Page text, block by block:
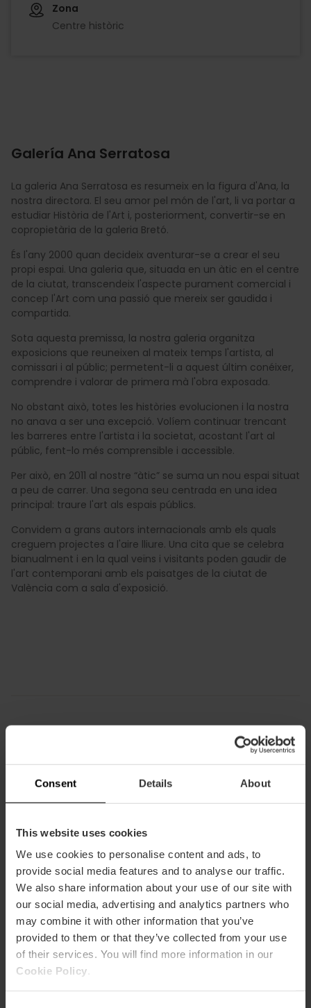
Consent Details About
This website uses cookies
We use cookies to personalise content and ads, to
provide social media features and to analyse our traffic.
We also share information about your use of our site with
our social media, advertising and analytics partners who
may combine it with other information that you’ve
provided to them or that they’ve collected from your use
of their services. You will find more information in our
Cookie Policy
Zona
Centre històric
Galería Ana Serratosa
La galeria Ana Serratosa es resumeix en la figura d'Ana, la
nostra directora. El seu amor pel món de l'art, li va portar a
estudiar Història de l'Art i, posteriorment, convertir-se en
copropietària de la galeria Bretó.
És l'any 2000 quan decideix aventurar-se a crear el seu
propi espai. Una galeria que, situada en un àtic en el centre
de la ciutat, transcendeix l'aspecte purament comercial i
concep l'Art com una passió que mereix ser gaudida i
compartida.
Sota aquesta premissa, la nostra galeria organitza
exposicions que reuneixen al mateix temps l'artista, al
comissari i al públic; permetent-li a aquest últim conéixer,
comprendre i valorar de primera mà l'obra exposada.
No obstant això, totes les històries evolucionen i la nostra
no anava a ser una excepció. Volíem continuar trencant
les barreres entre l'artista i la societat, acostant l'art al
públic, fent-lo més comprensible i accessible.
Per això, en 2011 al nostre “àtic” se suma un nou espai situat
a peu de carrer. Una segona seu centrada en una idea
principal: traure l'art als espais públics.
Convidem a grans autors internacionals amb els quals
creguem projectes a l'aire lliure. Una cita que se celebra
bianualment i en la qual veïns i visitants poden gaudir de
l'art contemporani amb els paisatges de la ciutat de
València com a sala d'exposició.
Horari
10:00-14:00 / 17:00-20:00
Com arribar
Metro
L3,L5,L7,L9